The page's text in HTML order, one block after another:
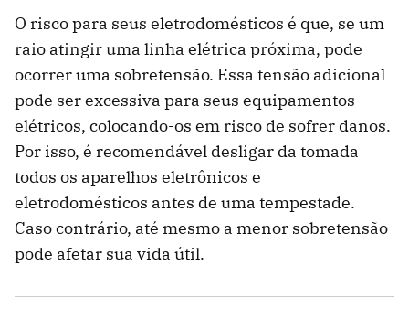
O risco para seus eletrodomésticos é que, se um
raio atingir uma linha elétrica próxima, pode
ocorrer uma sobretensão. Essa tensão adicional
pode ser excessiva para seus equipamentos
elétricos, colocando-os em risco de sofrer danos.
Por isso, é recomendável desligar da tomada
todos os aparelhos eletrônicos e
eletrodomésticos antes de uma tempestade.
Caso contrário, até mesmo a menor sobretensão
pode afetar sua vida útil.